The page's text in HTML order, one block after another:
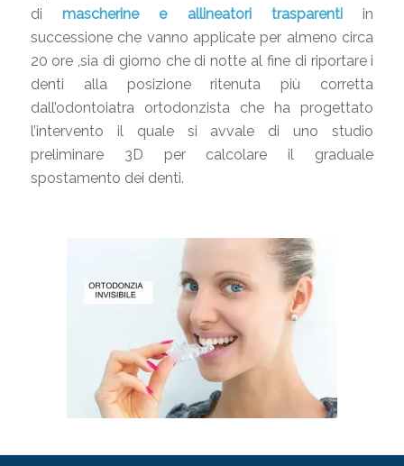
di mascherine e allineatori trasparenti in
successione che vanno applicate per almeno circa
20 ore ,sia di giorno che di notte al fine di riportare i
denti alla posizione ritenuta più corretta
dall’odontoiatra ortodonzista che ha progettato
l’intervento il quale si avvale di uno studio
preliminare 3D per calcolare il graduale
spostamento dei denti.